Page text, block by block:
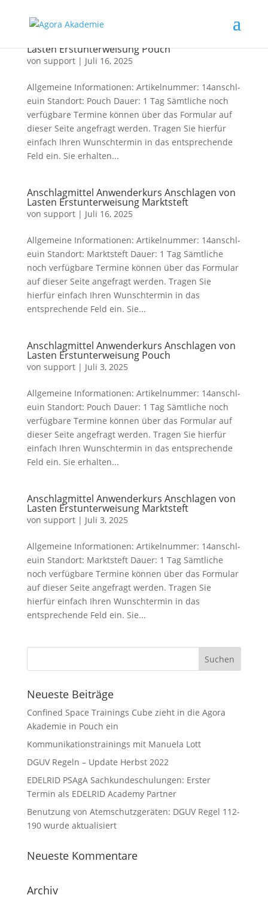
Lasten Erstunterweisung Pouch
von support| Juli 16, 2025
Allgemeine Informationen: Artikelnummer: 14anschl-
euin Standort: Pouch Dauer: 1 Tag Sämtliche noch
verfügbare Termine können über das Formular auf
dieser Seite angefragt werden. Tragen Sie hierfür
einfach Ihren Wunschtermin in das entsprechende
Feld ein. Sie erhalten...
Anschlagmittel Anwenderkurs Anschlagen von
Lasten Erstunterweisung Marktsteft
von support| Juli 16, 2025
Allgemeine Informationen: Artikelnummer: 14anschl-
euin Standort: Marktsteft Dauer: 1 Tag Sämtliche
noch verfügbare Termine können über das Formular
auf dieser Seite angefragt werden. Tragen Sie
hierfür einfach Ihren Wunschtermin in das
entsprechende Feld ein. Sie...
Anschlagmittel Anwenderkurs Anschlagen von
Lasten Erstunterweisung Pouch
von support| Juli 3, 2025
Allgemeine Informationen: Artikelnummer: 14anschl-
euin Standort: Pouch Dauer: 1 Tag Sämtliche noch
verfügbare Termine können über das Formular auf
dieser Seite angefragt werden. Tragen Sie hierfür
einfach Ihren Wunschtermin in das entsprechende
Feld ein. Sie erhalten...
Anschlagmittel Anwenderkurs Anschlagen von
Lasten Erstunterweisung Marktsteft
von support| Juli 3, 2025
Allgemeine Informationen: Artikelnummer: 14anschl-
euin Standort: Marktsteft Dauer: 1 Tag Sämtliche
noch verfügbare Termine können über das Formular
auf dieser Seite angefragt werden. Tragen Sie
hierfür einfach Ihren Wunschtermin in das
entsprechende Feld ein. Sie...
Neueste Beiträge
Confined Space Trainings Cube zieht in die Agora
Akademie in Pouch ein
Kommunikationstrainings mit Manuela Lott
DGUV Regeln – Update Herbst 2022
EDELRID PSAgA Sachkundeschulungen: Erster
Termin als EDELRID Academy Partner
Benutzung von Atemschutzgeräten: DGUV Regel 112-
190 wurde aktualisiert
Neueste Kommentare
Archiv